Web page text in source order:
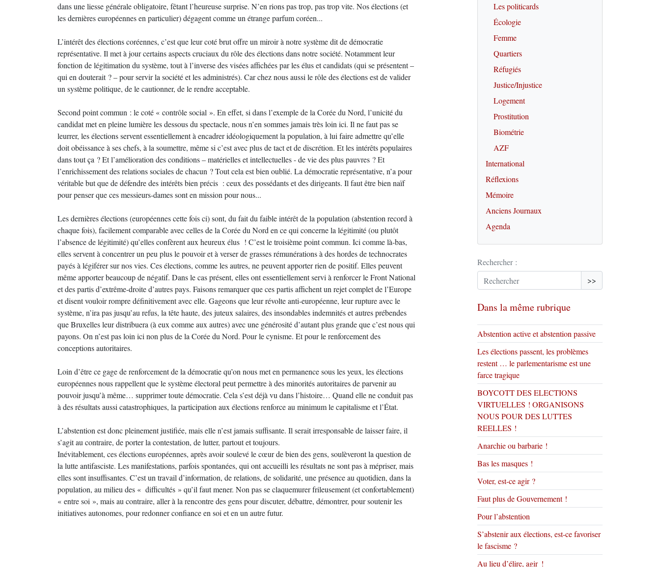
dans une liesse générale obligatoire, fêtant l’heureuse surprise. N’en rions pas trop, pas trop vite. Nos élections (et
les dernières européennes en particulier) dégagent comme un étrange parfum coréen...
L’intérêt des élections coréennes, c’est que leur coté brut offre un miroir à notre système dit de démocratie
représentative. Il met à jour certains aspects cruciaux du rôle des élections dans notre société. Notamment leur
fonction de légitimation du système, tout à l’inverse des visées affichées par les élus et candidats (qui se présentent –
qui en douterait ? – pour servir la société et les administrés). Car chez nous aussi le rôle des élections est de valider
un système politique, de le cautionner, de le rendre acceptable.
Second point commun : le coté « contrôle social ». En effet, si dans l’exemple de la Corée du Nord, l’unicité du
candidat met en pleine lumière les dessous du spectacle, nous n’en sommes jamais très loin ici. Il ne faut pas se
leurrer, les élections servent essentiellement à encadrer idéologiquement la population, à lui faire admettre qu’elle
doit obéissance à ses chefs, à la soumettre, même si c’est avec plus de tact et de discrétion. Et les intérêts populaires
dans tout ça ? Et l’amélioration des conditions – matérielles et intellectuelles - de vie des plus pauvres ? Et
l’enrichissement des relations sociales de chacun ? Tout cela est bien oublié. La démocratie représentative, n’a pour
véritable but que de défendre des intérêts bien précis : ceux des possédants et des dirigeants. Il faut être bien naïf
pour penser que ces messieurs-dames sont en mission pour nous...
Les dernières élections (européennes cette fois ci) sont, du fait du faible intérêt de la population (abstention record à
chaque fois), facilement comparable avec celles de la Corée du Nord en ce qui concerne la légitimité (ou plutôt
l’absence de légitimité) qu’elles confèrent aux heureux élus ! C’est le troisième point commun. Ici comme là-bas,
elles servent à concentrer un peu plus le pouvoir et à verser de grasses rémunérations à des hordes de technocrates
payés à légiférer sur nos vies. Ces élections, comme les autres, ne peuvent apporter rien de positif. Elles peuvent
même apporter beaucoup de négatif. Dans le cas présent, elles ont essentiellement servi à renforcer le Front National
et des partis d’extrême-droite d’autres pays. Faisons remarquer que ces partis affichent un rejet complet de l’Europe
et disent vouloir rompre définitivement avec elle. Gageons que leur révolte anti-européenne, leur rupture avec le
système, n’ira pas jusqu’au refus, la tête haute, des juteux salaires, des insondables indemnités et autres prébendes
que Bruxelles leur distribuera (à eux comme aux autres) avec une générosité d’autant plus grande que c’est nous qui
payons. On n’est pas loin ici non plus de la Corée du Nord. Pour le cynisme. Et pour le renforcement des
conceptions autoritaires.
Loin d’être ce gage de renforcement de la démocratie qu’on nous met en permanence sous les yeux, les élections
européennes nous rappellent que le système électoral peut permettre à des minorités autoritaires de parvenir au
pouvoir jusqu’à même… supprimer toute démocratie. Cela s’est déjà vu dans l’histoire… Quand elle ne conduit pas
à des résultats aussi catastrophiques, la participation aux élections renforce au minimum le capitalisme et l’État.
L’abstention est donc pleinement justifiée, mais elle n’est jamais suffisante. Il serait irresponsable de laisser faire, il
s’agit au contraire, de porter la contestation, de lutter, partout et toujours.
Inévitablement, ces élections européennes, après avoir soulevé le cœur de bien des gens, soulèveront la question de
la lutte antifasciste. Les manifestations, parfois spontanées, qui ont accueilli les résultats ne sont pas à mépriser, mais
elles sont insuffisantes. C’est un travail d’information, de relations, de solidarité, une présence au quotidien, dans la
population, au milieu des « difficultés » qu’il faut mener. Non pas se claquemurer frileusement (et confortablement)
« entre soi », mais au contraire, aller à la rencontre des gens pour discuter, débattre, démontrer, pour soutenir les
initiatives autonomes, pour redonner confiance en soi et en un autre futur.
Les politicards
Écologie
Femme
Quartiers
Réfugiés
Justice/Injustice
Logement
Prostitution
Biométrie
AZF
International
Réflexions
Mémoire
Anciens Journaux
Agenda
Rechercher :
>>
Dans la même rubrique
Abstention active et abstention passive
Les élections passent, les problèmes
restent … le parlementarisme est une
farce tragique
BOYCOTT DES ELECTIONS
VIRTUELLES ! ORGANISONS
NOUS POUR DES LUTTES
REELLES !
Anarchie ou barbarie !
Bas les masques !
Voter, est-ce agir ?
Faut plus de Gouvernement !
Pour l’abstention
S’abstenir aux élections, est-ce favoriser
le fascisme ?
Au lieu d’élire, agir !